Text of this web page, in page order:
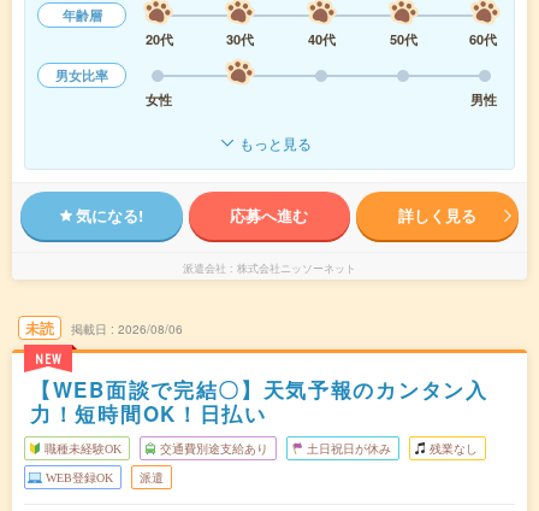
年齢層
20代
30代 40代 50代
60代
男女比率
女性
男性
もっと見る
気になる! 応募へ進む 詳しく見る
派遣会社 株式会社ニッソーネット
未読
NEW
掲載日 2026/08/06
【WEB面談で完結〇】天気予報のカンタン入
力！短時間OK！日払い
職種未経験OK 交通費別途支給あり 土日祝日が休み 残業なし
WEB登録OK 派遣